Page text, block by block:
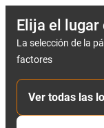
Elija el lugar
La selección de la
factores
Ver todas las